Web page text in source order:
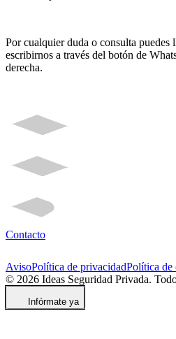
Por cualquier duda o consulta puedes
escribirnos a través del botón de
derecha.
Contacto
AvisoPolítica de privacidadPolítica de
© 2026 Ideas Seguridad Privada.
Infórmate ya